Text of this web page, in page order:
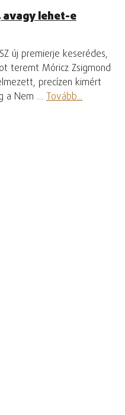
lehet-e
új premierje keserédes,
teremt Móricz Zsigmond
precízen kimért
a Nem … Tovább...